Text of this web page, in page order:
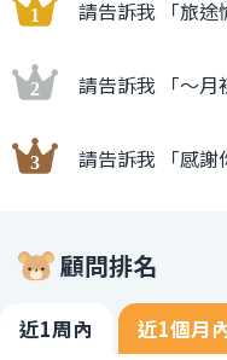
請告訴我 「旅途
請告訴我 「〜月
請告訴我 「感謝
顧問排名
近1周內 近1個月